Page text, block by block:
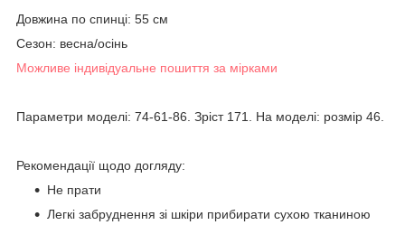
Довжина по спинці: 55 см
Сезон: весна/осінь
Можливе індивідуальне пошиття за мірками
Параметри моделі: 74-61-86. Зріст 171. На моделі: розмір 46.
Рекомендації щодо догляду:
Не прати
Легкі забруднення зі шкіри прибирати сухою тканиною